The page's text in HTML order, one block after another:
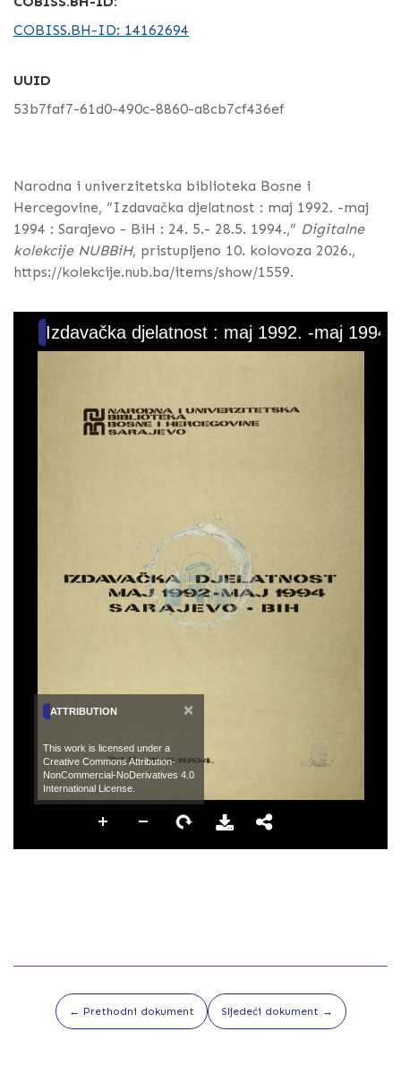
COBISS.BH-ID: 14162694
UUID
53b7faf7-61d0-490c-8860-a8cb7cf436ef
Narodna i univerzitetska biblioteka Bosne i
Hercegovine, “Izdavačka djelatnost : maj 1992. -maj
1994 : Sarajevo - BiH : 24. 5.- 28.5. 1994.,” Digitalne
kolekcije NUBBiH, pristupljeno 10. kolovoza 2026.,
https://kolekcije.nub.ba/items/show/1559.
Izdavačka djelatnost : maj 1992. -maj 1994
ATTRIBUTION ×
This work is licensed under a
Creative Commons Attribution-
NonCommercial-NoDerivatives 4.0
International License.
← Prethodni dokument Sljedeći dokument →